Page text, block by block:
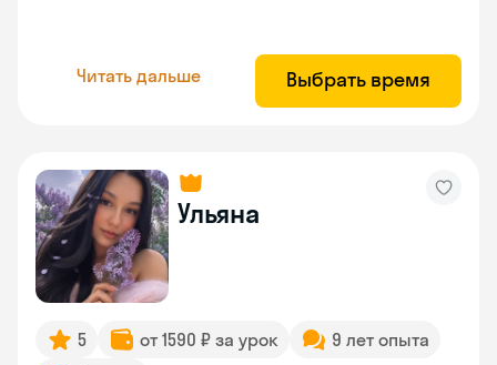
Читать дальше Выбрать время
Ульяна
5 от 1590 ₽ за урок
9 лет опыта